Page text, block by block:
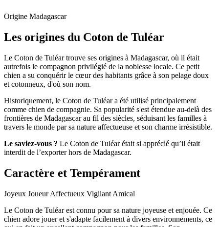
Origine Madagascar
Les origines du Coton de Tuléar
Le Coton de Tuléar trouve ses origines à Madagascar, où il était
autrefois le compagnon privilégié de la noblesse locale. Ce petit
chien a su conquérir le cœur des habitants grâce à son pelage doux
et cotonneux, d'où son nom.
Historiquement, le Coton de Tuléar a été utilisé principalement
comme chien de compagnie. Sa popularité s'est étendue au-delà des
frontières de Madagascar au fil des siècles, séduisant les familles à
travers le monde par sa nature affectueuse et son charme irrésistible.
Le saviez-vous ? Le Coton de Tuléar était si apprécié qu’il était
interdit de l’exporter hors de Madagascar.
Caractère et Tempérament
Joyeux JoueurAffectueux Vigilant Amical
Le Coton de Tuléar est connu pour sa nature joyeuse et enjouée. Ce
chien adore jouer et s'adapte facilement à divers environnements, ce